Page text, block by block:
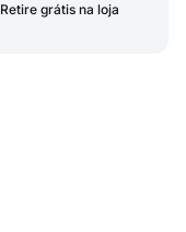
Retire grátis na loja